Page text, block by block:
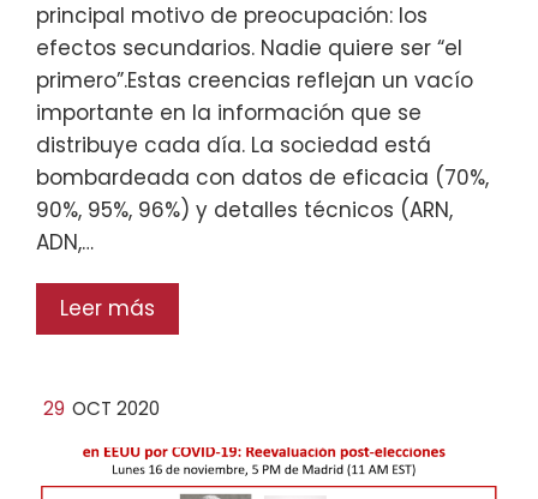
principal motivo de preocupación: los
efectos secundarios. Nadie quiere ser “el
primero”.Estas creencias reflejan un vacío
importante en la información que se
distribuye cada día. La sociedad está
bombardeada con datos de eficacia (70%,
90%, 95%, 96%) y detalles técnicos (ARN,
ADN,…
Leer más
29 OCT 2020